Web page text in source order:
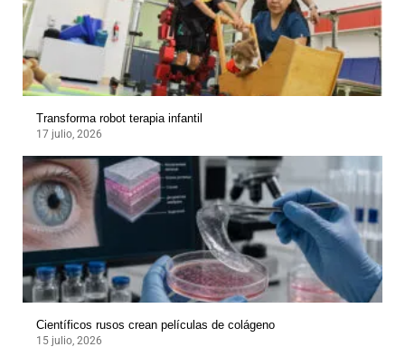
Transforma robot terapia infantil
17 julio, 2026
Científicos rusos crean películas de colágeno
15 julio, 2026